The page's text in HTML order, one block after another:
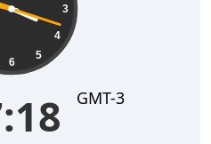
3
4
5
6
GMT-3